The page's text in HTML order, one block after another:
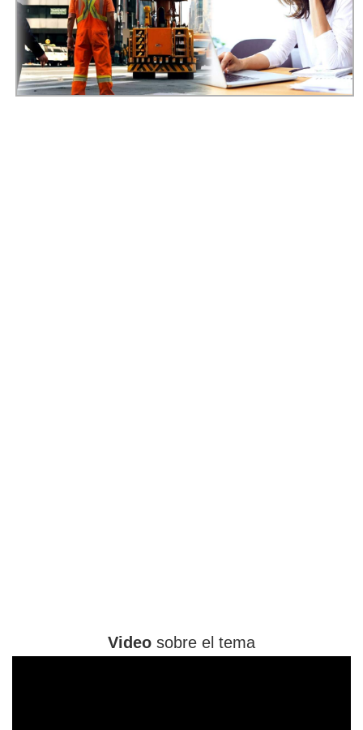
Video sobre el tema